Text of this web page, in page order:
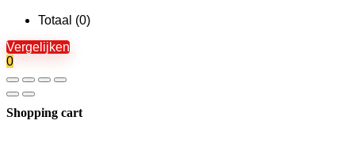
Totaal (0)
Vergelijken
0
Shopping cart